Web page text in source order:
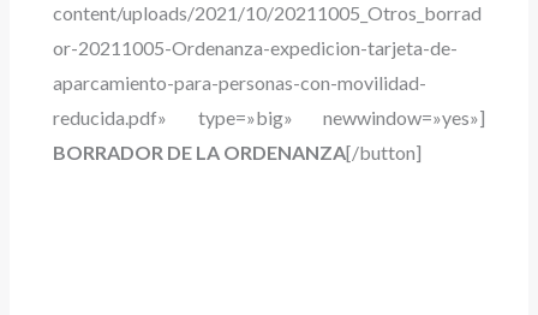
content/uploads/2021/10/20211005_Otros_borrad
or-20211005-Ordenanza-expedicion-tarjeta-de-
aparcamiento-para-personas-con-movilidad-
reducida.pdf» type=»big» newwindow=»yes»]
BORRADOR DE LA ORDENANZA[/button]